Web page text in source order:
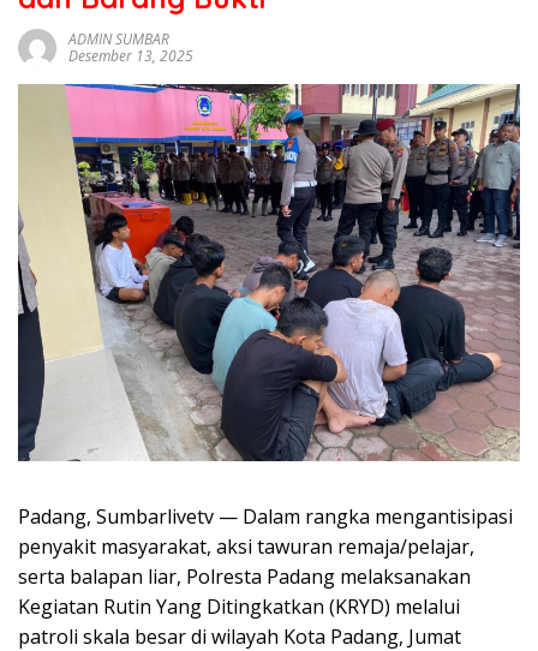
sumbar
tv
live
ADMIN SUMBAR
Desember 13, 2025
Padang, Sumbarlivetv — Dalam rangka mengantisipasi
penyakit masyarakat, aksi tawuran remaja/pelajar,
serta balapan liar, Polresta Padang melaksanakan
Kegiatan Rutin Yang Ditingkatkan (KRYD) melalui
patroli skala besar di wilayah Kota Padang, Jumat